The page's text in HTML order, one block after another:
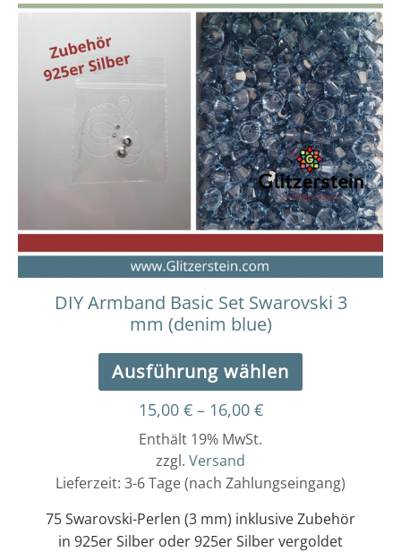
DIY Armband Basic Set Swarovski 3
mm (denim blue)
Ausführung wählen
Dieses
Produkt
weist
mehrere
Varianten
auf.
Die
Optionen
können
auf
der
werden
15,00 € – 16,00 €
Preisspanne:
15,00 €
bis
16,00 €
Enthält 19% MwSt.
zzgl. Versand
Lieferzeit: 3-6 Tage (nach Zahlungseingang)
75 Swarovski-Perlen (3 mm) inklusive Zubehör
in 925er Silber oder 925er Silber vergoldet